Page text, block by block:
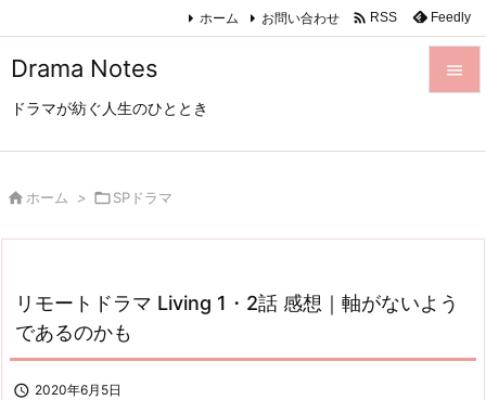
Drama Notes
ドラマが紡ぐ人生のひととき

次へ
検索
ホーム お問い合わせ  RSS Feedly
 ホーム > SPドラマ
リモートドラマ Living 1・2話 感想｜軸がないよう
であるのかも
 2020年6月5日